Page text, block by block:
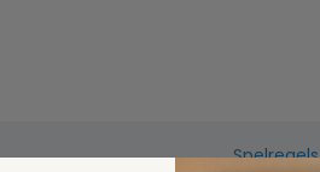
Spelregels